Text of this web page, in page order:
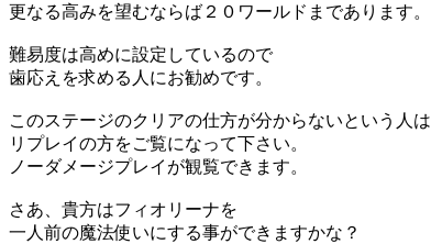
更なる高みを望むならば２０ワールドまであります。
難易度は高めに設定しているので
歯応えを求める人にお勧めです。
このステージのクリアの仕方が分からないという人は
リプレイの方をご覧になって下さい。
ノーダメージプレイが観覧できます。
さあ、貴方はフィオリーナを
一人前の魔法使いにする事ができますかな？